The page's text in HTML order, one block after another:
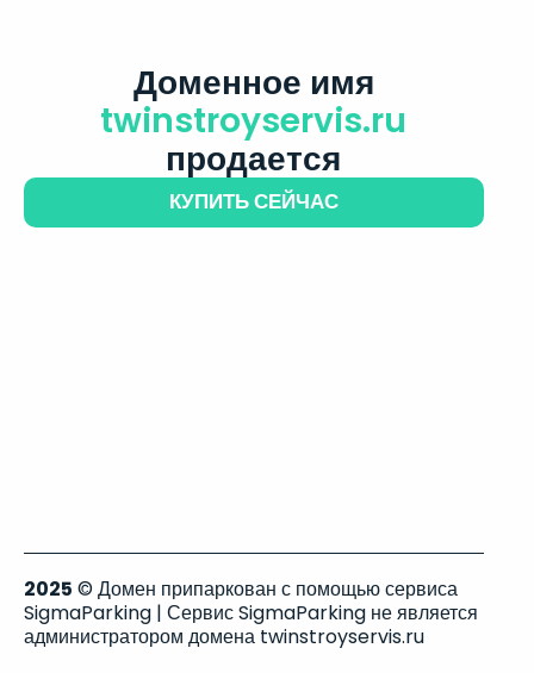
Доменное имя
twinstroyservis.ru
продается
КУПИТЬ СЕЙЧАС
2025 © Домен припаркован с помощью сервиса
SigmaParking | Сервис SigmaParking не является
администратором домена twinstroyservis.ru